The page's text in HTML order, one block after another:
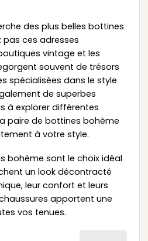
des plus belles bottines
ces adresses
vintage et les
souvent de trésors
spécialisées dans le style
de superbes
à explorer différentes
paire de bottines bohème
à votre style.
bohème sont le choix idéal
un look décontracté
leur confort et leurs
apportent une
vos tenues.